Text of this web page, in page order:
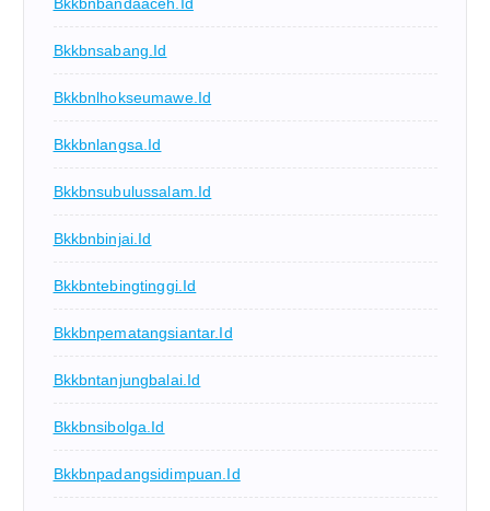
Bkkbnbandaaceh.id
Bkkbnsabang.id
Bkkbnlhokseumawe.id
Bkkbnlangsa.id
Bkkbnsubulussalam.id
Bkkbnbinjai.id
Bkkbntebingtinggi.id
Bkkbnpematangsiantar.id
Bkkbntanjungbalai.id
Bkkbnsibolga.id
Bkkbnpadangsidimpuan.id